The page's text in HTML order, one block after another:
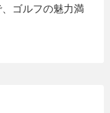
ゴルフの魅力満